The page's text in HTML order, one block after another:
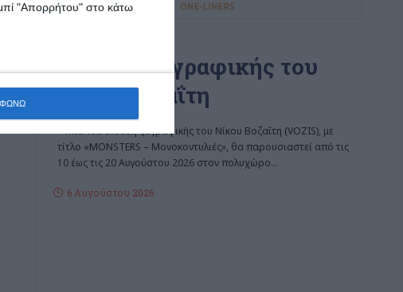
"Απορρήτου" στο κάτω
Έκθεση ζωγραφικής του
Νίκου Βοζαΐτη
Μια νέα έκθεση ζωγραφικής του Νίκου Βοζαΐτη (VOZIS), με
τίτλο «MONSTERS – Μονοκοντυλιές», θα παρουσιαστεί από τις
10 έως τις 20 Αυγούστου 2026 στον πολυχώρο…
6 Αυγούστου 2026